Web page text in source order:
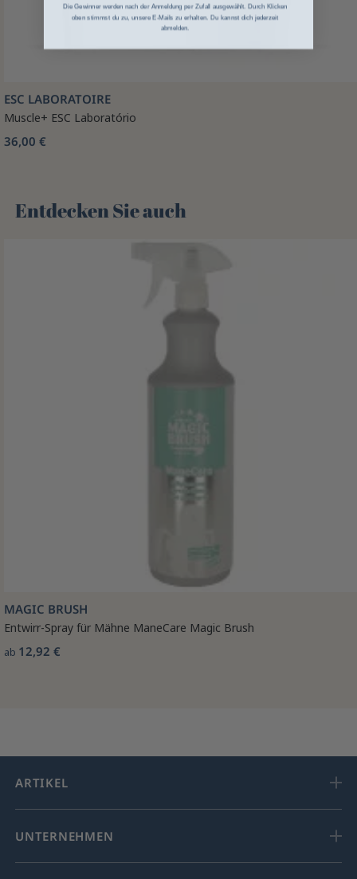
ESC LABORATOIRE
Muscle+ ESC Laboratório
36,00 €
Entdecken Sie auch 🌻
MAGIC BRUSH
Entwirr-Spray für Mähne ManeCare Magic Brush
ab 12,92 €
ARTIKEL
UNTERNEHMEN
Die Gewinner werden nach der Anmeldung per Zufall ausgewählt. Durch Klicken
oben stimmst du zu, unsere E-Mails zu erhalten. Du kannst dich jederzeit
abmelden.